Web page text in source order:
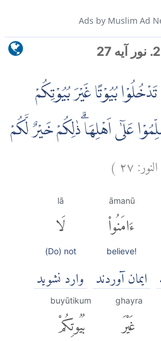
Ads by Muslim Ad
27
تَدْخُلُوْا بُيُوْتًا غَيْرَ بُيُوْتِكُمْ
عَلٰٓى اَهْلِهَاۗ ذٰلِكُمْ خَيْرٌ لَّكُمْ
النور:٢٧)
āmanū
ءَامَنُوا۟
believe!
ايمان آوردند
lā
لَا
(Do) not
وارد نشوید
ghayra
غَيْرَ
buyūtikum
بُيُوتِكُمْ